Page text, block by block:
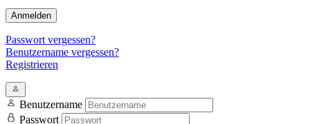
Anmelden
Passwort vergessen?
Benutzername vergessen?
Registrieren
Benutzername
Passwort